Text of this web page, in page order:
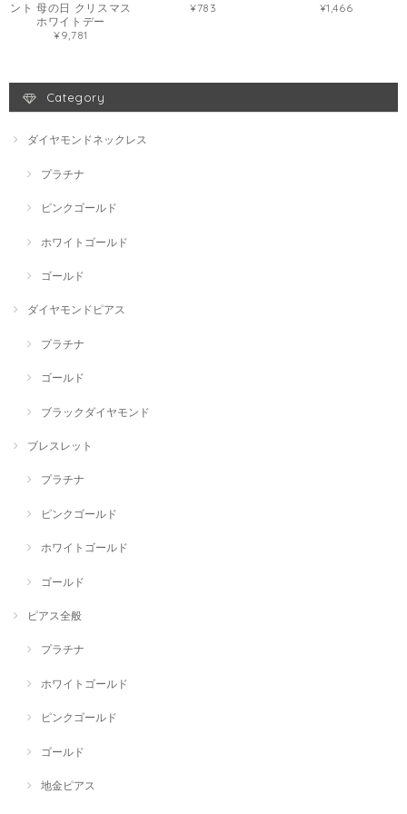
ント 母の日 クリスマス
ホワイトデー
¥9,781
¥783
¥1,466
Category
ダイヤモンドネックレス
プラチナ
ピンクゴールド
ホワイトゴールド
ゴールド
ダイヤモンドピアス
プラチナ
ゴールド
ブラックダイヤモンド
ブレスレット
プラチナ
ピンクゴールド
ホワイトゴールド
ゴールド
ピアス全般
プラチナ
ホワイトゴールド
ピンクゴールド
ゴールド
地金ピアス